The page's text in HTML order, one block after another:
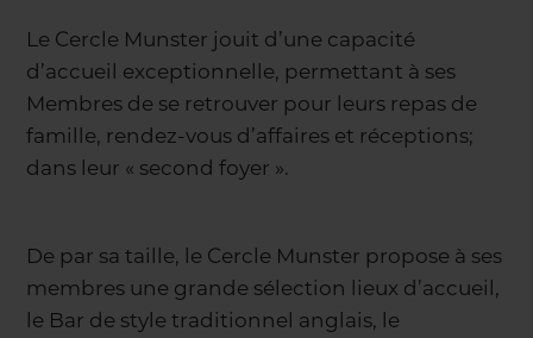
Le Cercle Munster jouit d’une capacité
d’accueil exceptionnelle, permettant à ses
Membres de se retrouver pour leurs repas de
famille, rendez-vous d’affaires et réceptions;
dans leur « second foyer ».
De par sa taille, le Cercle Munster propose à ses
membres une grande sélection lieux d’accueil,
le Bar de style traditionnel anglais, le